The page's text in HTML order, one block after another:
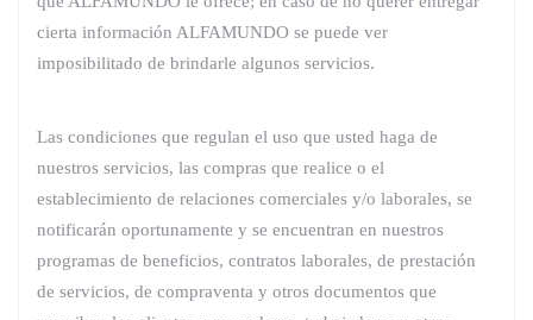
cierta información ALFAMUNDO se puede ver
imposibilitado de brindarle algunos servicios.
Las condiciones que regulan el uso que usted haga de
nuestros servicios, las compras que realice o el
establecimiento de relaciones comerciales y/o laborales, se
notificarán oportunamente y se encuentran en nuestros
programas de beneficios, contratos laborales, de prestación
de servicios, de compraventa y otros documentos que